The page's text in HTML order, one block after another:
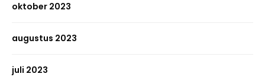
oktober 2023
augustus 2023
juli 2023